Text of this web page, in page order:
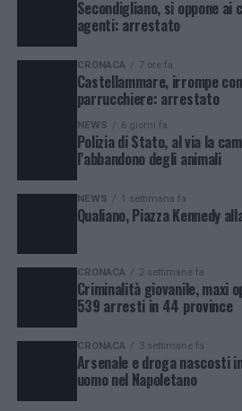
Secondigliano, si oppone
agenti: arrestato
CRONACA 7 ore fa
Castellammare, irrompe
parrucchiere: arrestato
NEWS 6 giorni fa
Polizia di Stato, al via la
l’abbandono degli animali
NEWS 1 settimana fa
Qualiano, Piazza Kennedy
CRONACA 2 settimane fa
Criminalità giovanile, maxi
539 arresti in 44 province
CRONACA 3 settimane fa
Arsenale e droga nascosti
uomo nel Napoletano